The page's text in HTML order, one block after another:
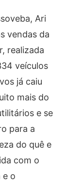
Ari
vendas da
realizada
veículos
já caiu
mais do
e se
para a
do quê e
com o
e o